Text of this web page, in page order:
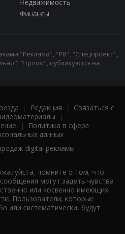
Недвижимость
Финансы
"Реклама", "PR", "Спецпроект",
"Промо", публикуются на
| Редакция | Связаться с
|
|
Политика в сфере
данных
digital рекламы
помните о том, что
могут задеть чувства
или косвенно имеющих
Пользователи, которые
или систематически, будут